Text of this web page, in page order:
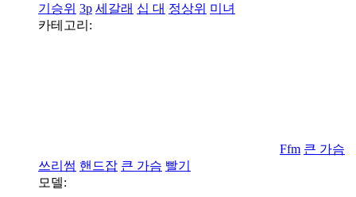
기승위 3p 세갈래 십 대 정상위 미녀
카테고리:
Ffm 큰 가슴
쓰리썸 핸드잡 큰 가슴 빨기
모델: